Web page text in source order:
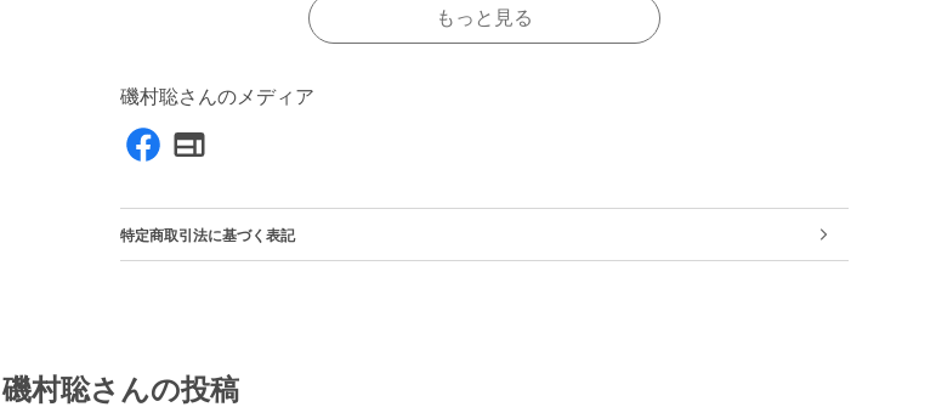
もっと見る
磯村聡さんのメディア
特定商取引法に基づく表記
磯村聡さんの投稿